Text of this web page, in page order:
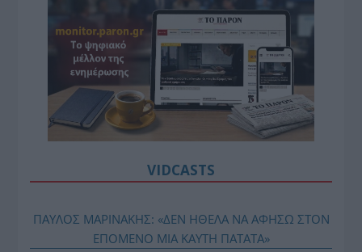
VIDCASTS
ΠΑΥΛΟΣ ΜΑΡΙΝΑΚΗΣ: «ΔΕΝ ΗΘΕΛΑ ΝΑ ΑΦΗΣΩ ΣΤΟΝ
ΕΠΟΜΕΝΟ ΜΙΑ ΚΑΥΤΗ ΠΑΤΑΤΑ»